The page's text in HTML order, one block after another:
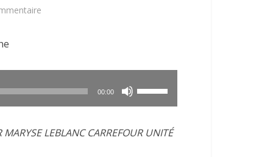
00:00
haut/bas
LEBLANC CARREFOUR UNITÉ